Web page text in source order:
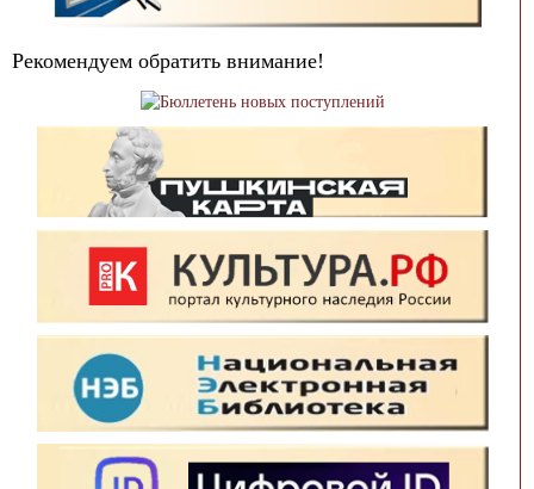
Рекомендуем обратить внимание!